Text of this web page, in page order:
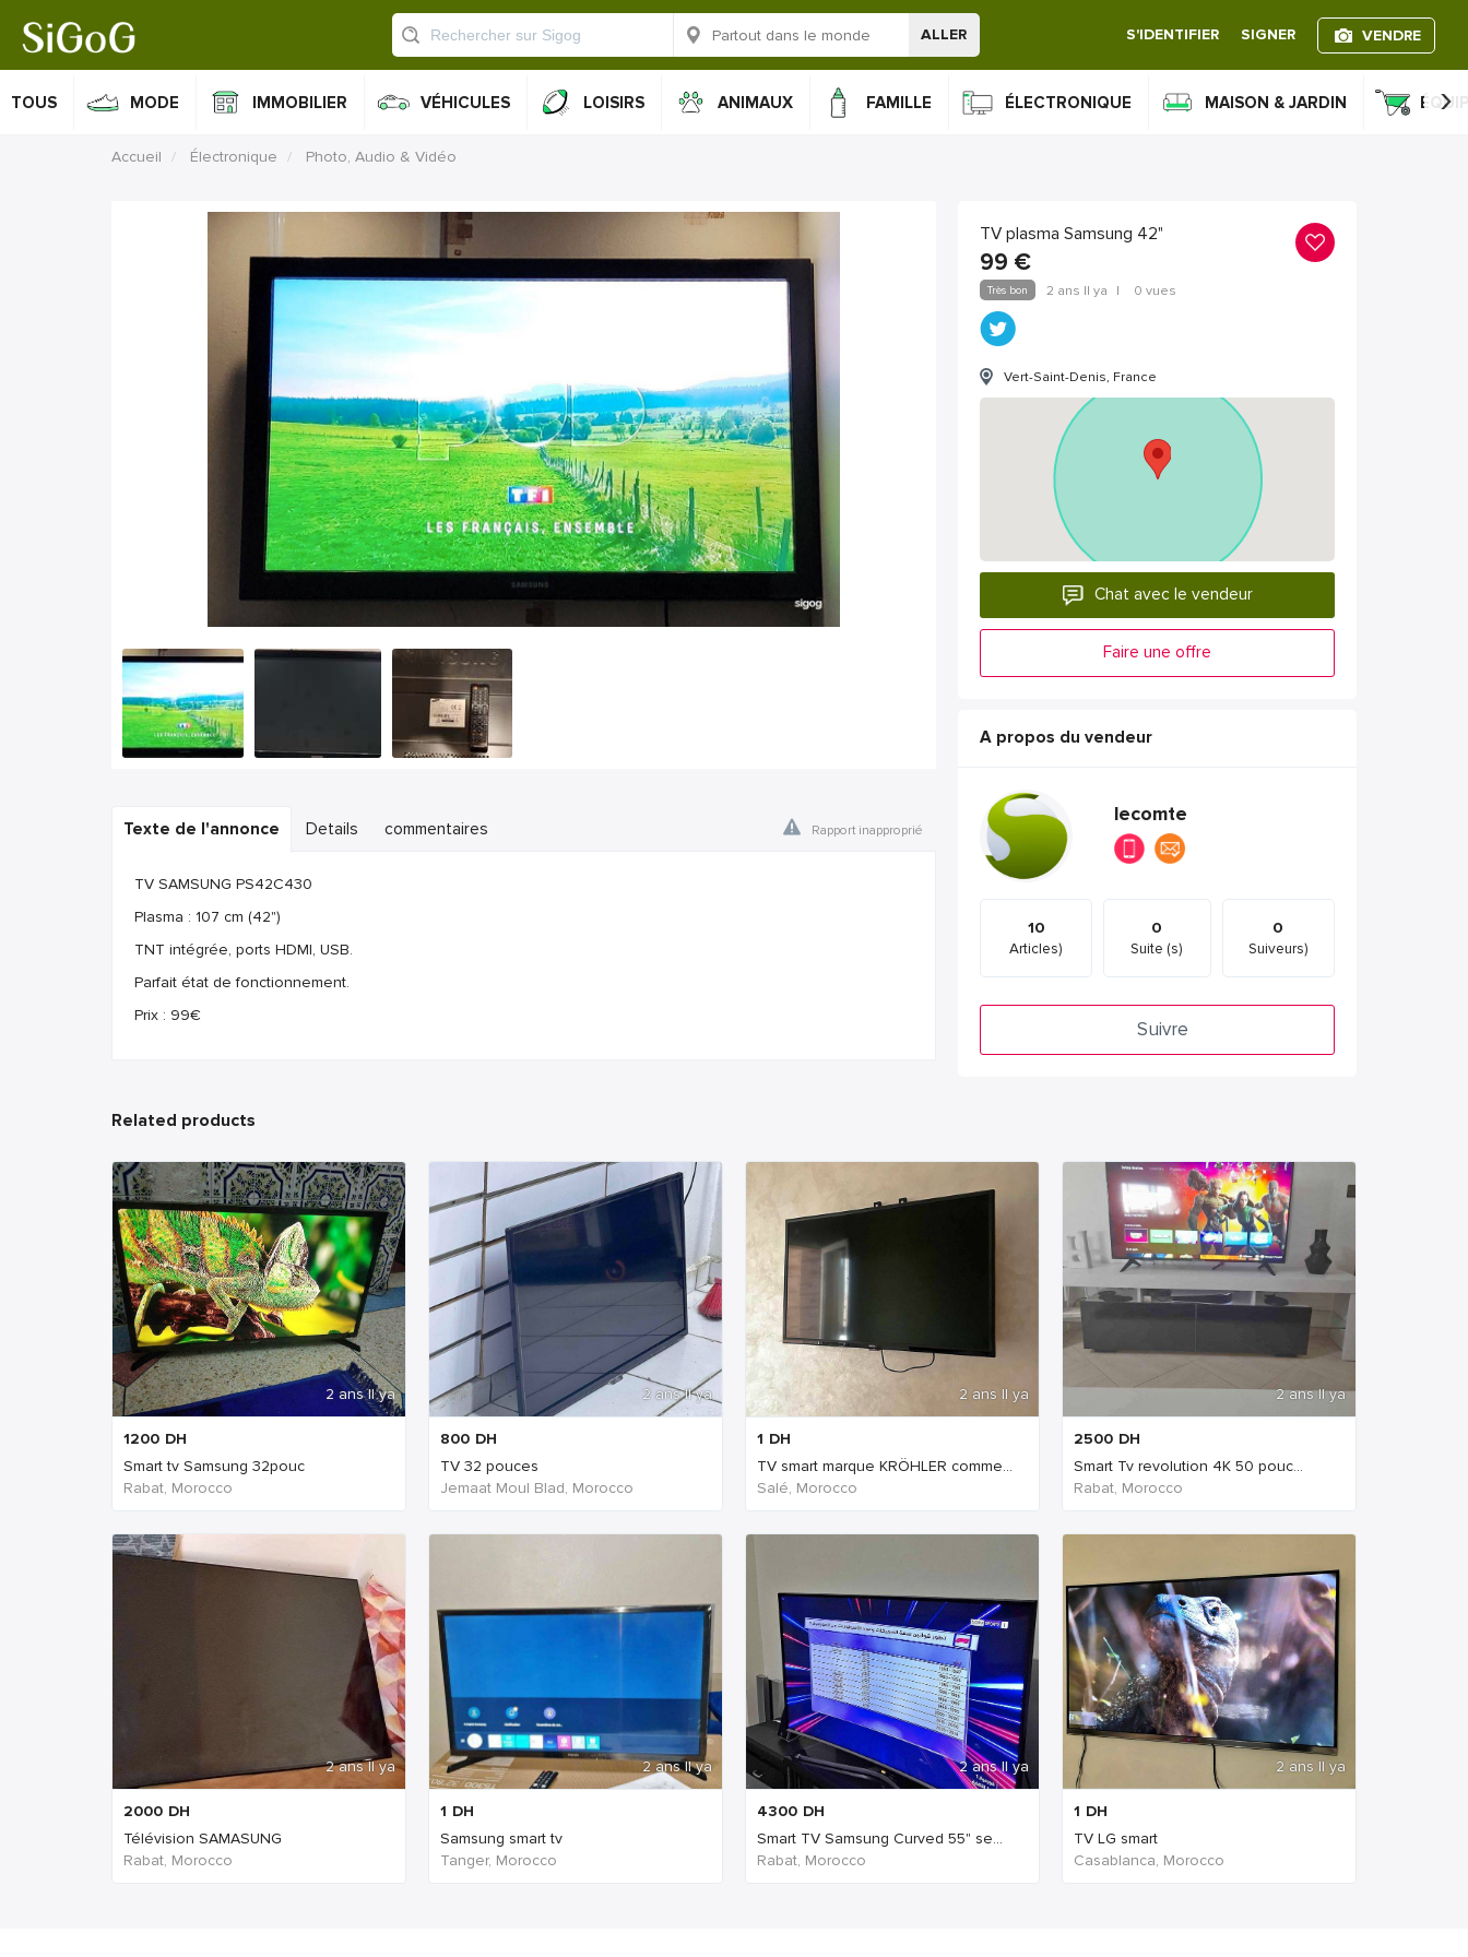
ALLER S'IDENTIFIER SIGNER VENDRE
TOUS MODE IMMOBILIER VÉHICULES LOISIRS ANIMAUX FAMILLE ÉLECTRONIQUE MAISON & JARDIN ›
Accueil Électronique Photo, Audio & Vidéo
Texte de l'annonce Details commentaires Rapport inapproprié
TV SAMSUNG PS42C430
Plasma : 107 cm (42")
TNT intégrée, ports HDMI, USB.
Parfait état de fonctionnement.
Prix : 99€
TV plasma Samsung 42"
99 €
Très bon 2 ans Il ya | 0 vues
Vert-Saint-Denis, France
Chat avec le vendeur
Faire une offre
A propos du vendeur
lecomte
10
Articles)
0
Suite (s)
0
Suiveurs)
Suivre
Related products
2 ans Il ya
1200 DH
Smart tv Samsung 32pouc
Rabat, Morocco
2 ans Il ya
800 DH
TV 32 pouces
Jemaat Moul Blad, Morocco
2 ans Il ya
1 DH
TV smart marque KRÖHLER comme...
Salé, Morocco
2 ans Il ya
2500 DH
Smart Tv revolution 4K 50 pouc...
Rabat, Morocco
2 ans Il ya
2000 DH
Télévision SAMASUNG
Rabat, Morocco
2 ans Il ya
1 DH
Samsung smart tv
Tanger, Morocco
2 ans Il ya
4300 DH
Smart TV Samsung Curved 55" se...
Rabat, Morocco
2 ans Il ya
1 DH
TV LG smart
Casablanca, Morocco